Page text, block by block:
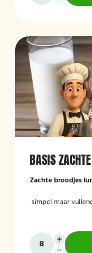
BASIS
Zachte broodjes
simpel maar